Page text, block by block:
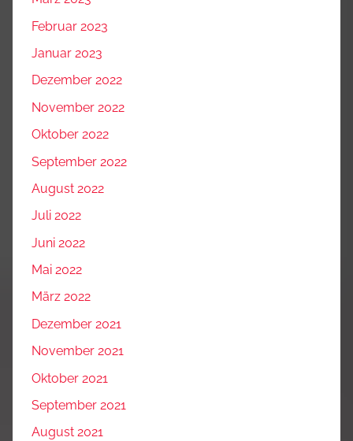
Februar 2023
Januar 2023
Dezember 2022
November 2022
Oktober 2022
September 2022
August 2022
Juli 2022
Juni 2022
Mai 2022
März 2022
Dezember 2021
November 2021
Oktober 2021
September 2021
August 2021